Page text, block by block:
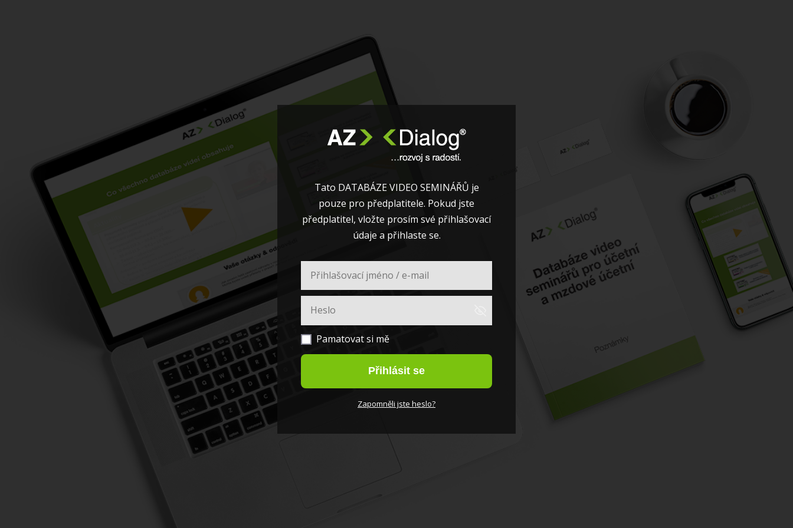
Tato DATABÁZE VIDEO SEMINÁŘŮ je
pouze pro předplatitele. Pokud jste
předplatitel, vložte prosím své přihlašovací
údaje a přihlaste se.
Pamatovat si mě
Přihlásit se
Zapomněli jste heslo?